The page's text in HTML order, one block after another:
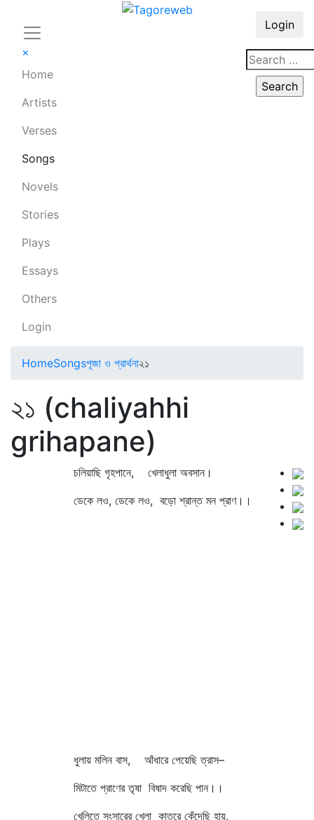
×
Home
Artists
Verses
Songs
Novels
Stories
Plays
Essays
Others
Login
Login
HomeSongsপূজা ও প্রার্থনা২১
২১ (chaliyahhi
grihapane)
চলিয়াছি গৃহপানে, খেলাধুলা অবসান।
ডেকে লও, ডেকে লও, বড়ো শ্রান্ত মন প্রাণ।।
ধুলায় মলিন বাস, আঁধারে পেয়েছি ত্রাস–
মিটাতে প্রাণের তৃষা বিষাদ করেছি পান।।
খেলিতে সংসারের খেলা কাতরে কেঁদেছি হায়,